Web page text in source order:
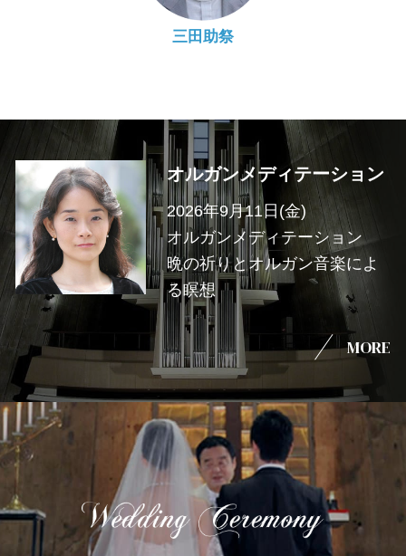
三田助祭
オルガンメディテーション
2026年9月11日(金)
オルガンメディテーション
晩の祈りとオルガン音楽によ
る瞑想
MORE